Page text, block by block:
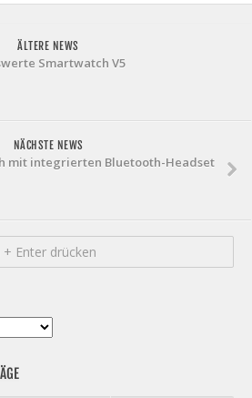
ÄLTERE NEWS
Smartwatch V5
NÄCHSTE NEWS
mit integrierten Bluetooth-Headset